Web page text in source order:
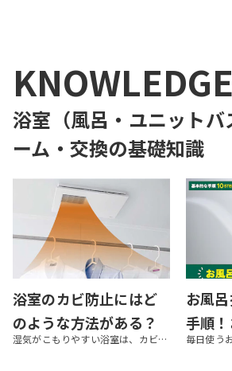
KNOWLEDGE
浴室（風呂・ユニットバ
ーム・交換の基礎知識
浴室のカビ防止にはど
のような方法がある？
おすすめのアイテムも 湿気がこもりやすい浴室は、カビが発生しやすい場所です。カビは家族の健康に影響するおそれもあります。 本記事では、浴室のカビ防止方法や、繁殖してしまったカビを取る方法、カビ防止におすすめのアイテムなどを紹介します。なるべく...
お風
手順
の掃